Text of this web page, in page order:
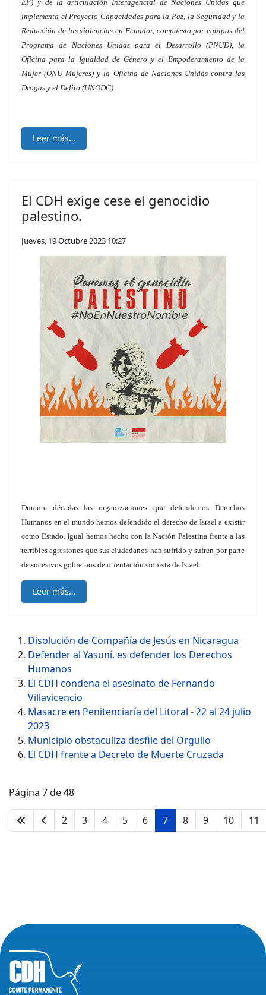
EP) y de la articulación Interagencial de Naciones Unidas que
implementa el Proyecto Capacidades para la Paz, la Seguridad y la
Reducción de las violencias en Ecuador, compuesto por equipos del
Programa de Naciones Unidas para el Desarrollo (PNUD), la
Oficina para la Igualdad de Género y el Empoderamiento de la
Mujer (ONU Mujeres) y la Oficina de Naciones Unidas contra las
Drogas y el Delito (UNODC)
Leer más…
El CDH exige cese el genocidio
palestino.
Jueves, 19 Octubre 2023 10:27
Durante décadas las organizaciones que defendemos Derechos
Humanos en el mundo hemos defendido el derecho de Israel a existir
como Estado. Igual hemos hecho con la Nación Palestina frente a las
terribles agresiones que sus ciudadanos han sufrido y sufren por parte
de sucesivos gobiernos de orientación sionista de Israel.
Leer más…
Disolución de Compañía de Jesús en Nicaragua
Defender al Yasuní, es defender los Derechos
Humanos
El CDH condena el asesinato de Fernando
Villavicencio
Masacre en Penitenciaría del Litoral - 22 al 24 julio
2023
Municipio obstaculiza desfile del Orgullo
El CDH frente a Decreto de Muerte Cruzada
Página 7 de 48
2 3 4 5 6 7 8 9 10 11